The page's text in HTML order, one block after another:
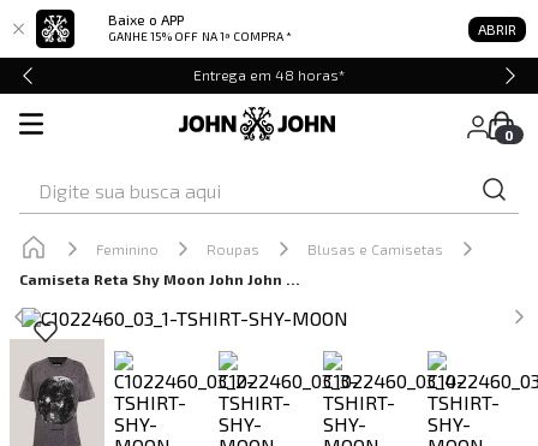
Baixe o APP
GANHE 15% OFF NA 1ª COMPRA * ABRIR
Entrega em 48 horas*
0
Feminino Roupas
Blusas e Camisetas
Camiseta Reta Shy Moon John John Feminina